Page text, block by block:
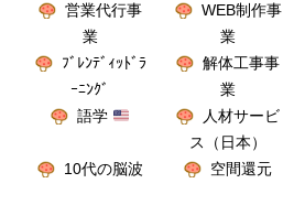
営業代行事
業
WEB制作事
業
ﾌﾞﾚﾝﾃﾞｨｯﾄﾞﾗ
ｰﾆﾝｸﾞ
解体工事事
業
語学
人材サービ
ス（日本）
10代の脳波
空間還元